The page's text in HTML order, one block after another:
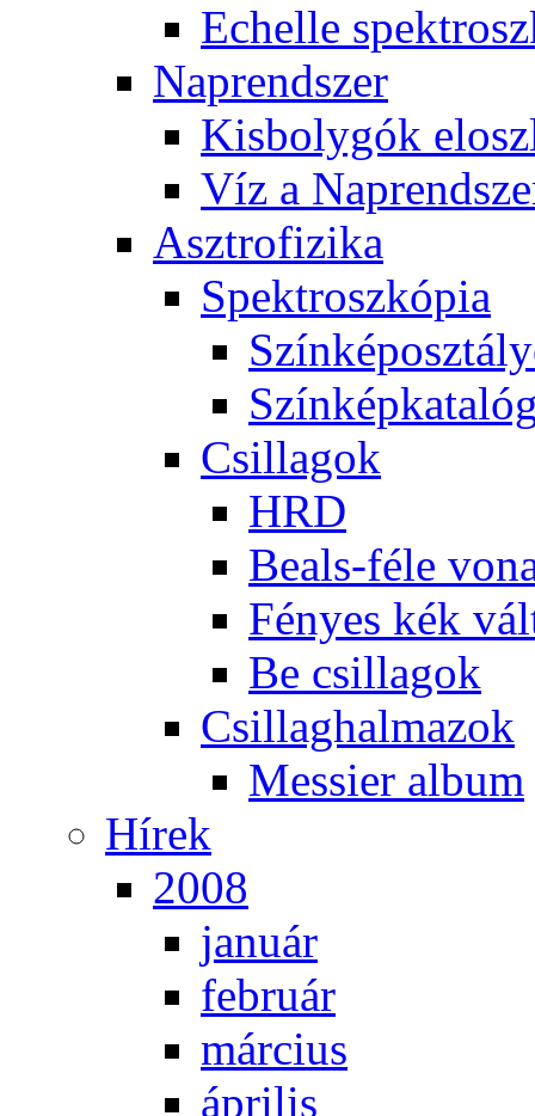
Echel­le
Nap­rend­szer
Kis­boly­gók
Víz a
Aszt­ro­fi­zi­ka
Spekt­rosz­kó­pia
Csil­la­gok
HRD
Be­als-fé­le
Fé­nyes kék
Be csil­la­gok
Csil­lag­hal­ma­zok
Mes­si­er al­bum
Hí­rek
2008
ja­nu­ár
feb­ru­ár
már­ci­us
áp­ri­lis